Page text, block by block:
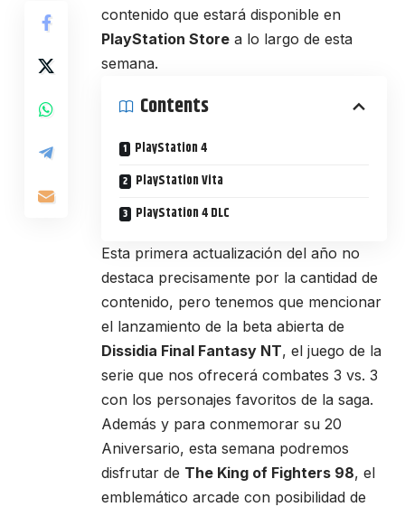
contenido que estará disponible en
PlayStation Store a lo largo de esta
semana.
Contents
PlayStation 4
PlayStation Vita
PlayStation 4 DLC
Esta primera actualización del año no
destaca precisamente por la cantidad de
contenido, pero tenemos que mencionar
el lanzamiento de la beta abierta de
Dissidia Final Fantasy NT, el juego de la
serie que nos ofrecerá combates 3 vs. 3
con los personajes favoritos de la saga.
Además y para conmemorar su 20
Aniversario, esta semana podremos
disfrutar de The King of Fighters 98, el
emblemático arcade con posibilidad de